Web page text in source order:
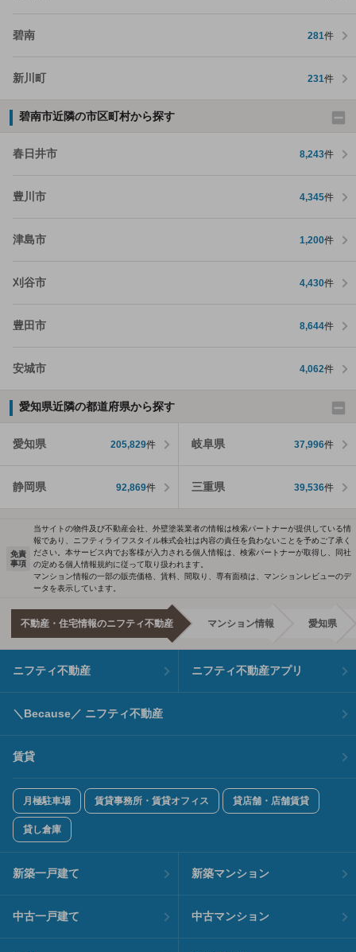
碧南 281件
新川町 231件
碧南市近隣の市区町村から探す
春日井市 8,243件
豊川市 4,345件
津島市 1,200件
刈谷市 4,430件
豊田市 8,644件
安城市 4,062件
愛知県近隣の都道府県から探す
愛知県 205,829件 岐阜県 37,996件
静岡県 92,869件 三重県 39,536件
免責
事項
当サイトの物件及び不動産会社、外壁塗装業者の情報は検索パートナーが提供している情
報であり、ニフティライフスタイル株式会社は内容の責任を負わないことを予めご了承く
ださい。本サービス内でお客様が入力される個人情報は、検索パートナーが取得し、同社
の定める個人情報規約に従って取り扱われます。
マンション情報の一部の販売価格、賃料、間取り、専有面積は、マンションレビューのデ
ータを表示しています。
不動産・住宅情報のニフティ不動産 マンション情報 愛知県
ニフティ不動産 ニフティ不動産アプリ
＼Because／ ニフティ不動産
賃貸
月極駐車場 賃貸事務所・賃貸オフィス 貸店舗・店舗賃貸
貸し倉庫
新築一戸建て 新築マンション
中古一戸建て 中古マンション